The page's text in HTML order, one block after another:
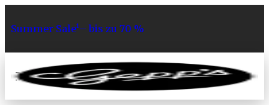
Summer Sale¹– bis zu 70 %
0